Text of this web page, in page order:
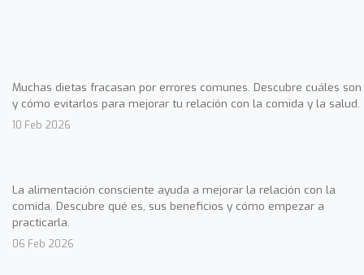
Muchas dietas fracasan por errores comunes. Descubre cuáles son
y cómo evitarlos para mejorar tu relación con la comida y la salud.
10 Feb 2026
La alimentación consciente ayuda a mejorar la relación con la
comida. Descubre qué es, sus beneficios y cómo empezar a
practicarla.
06 Feb 2026